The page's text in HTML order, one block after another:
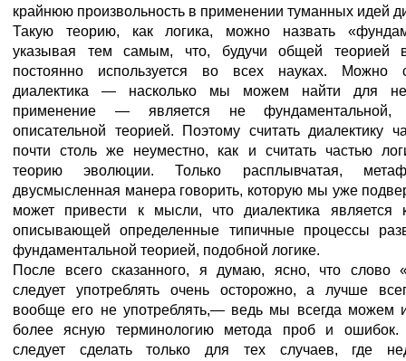
крайнюю произвольность в применении туманных идей
Такую теорию, как логика, можно назвать
указывая тем самым, что, будучи общей теорией
постоянно используется во всех науках. Можно
диалектика — насколько мы можем найти для
применение — является не фундаментальной,
описательной теорией. Поэтому считать диалектику
почти столь же неуместно, как и считать частью
теорию эволюции. Только расплывчатая,
двусмысленная манера говорить, которую мы уже
может привести к мысли, что диалектика является
описывающей определенные типичные процессы
фундаментальной теорией, подобной логике.
После всего сказанного, я думаю, ясно, что слово
следует употреблять очень осторожно, а лучше
вообще его не употреблять,— ведь мы всегда можем
более ясную терминологию метода проб и ошибок.
следует сделать только для тех случаев, где